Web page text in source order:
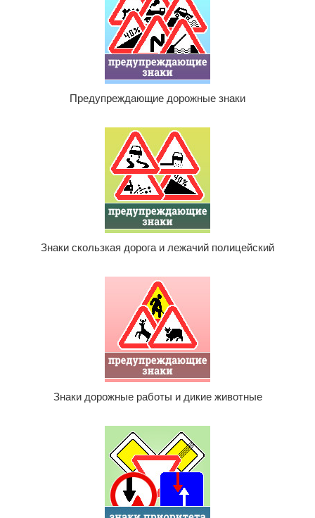
Предупреждающие дорожные знаки
Знаки скользкая дорога и лежачий полицейский
Знаки дорожные работы и дикие животные